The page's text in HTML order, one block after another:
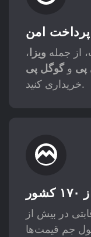
امن
ویزا،
پی وگوگل پی
خریداری کنید.
در بیش از
پول جم قیمت‌ها